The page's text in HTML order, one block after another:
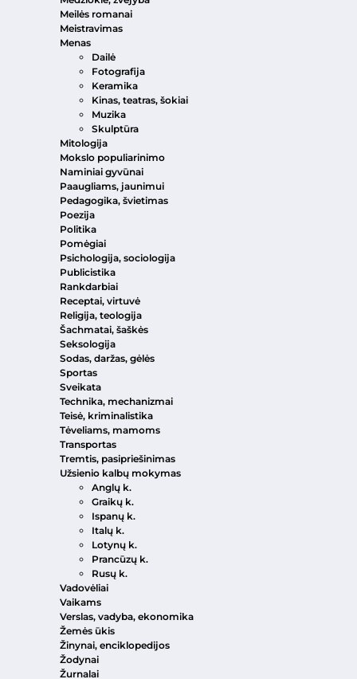
Meilės romanai
Meistravimas
Menas
Dailė
Fotografija
Keramika
Kinas, teatras, šokiai
Muzika
Skulptūra
Mitologija
Mokslo populiarinimo
Naminiai gyvūnai
Paaugliams, jaunimui
Pedagogika, švietimas
Poezija
Politika
Pomėgiai
Psichologija, sociologija
Publicistika
Rankdarbiai
Receptai, virtuvė
Religija, teologija
Šachmatai, šaškės
Seksologija
Sodas, daržas, gėlės
Sportas
Sveikata
Technika, mechanizmai
Teisė, kriminalistika
Tėveliams, mamoms
Transportas
Tremtis, pasipriešinimas
Užsienio kalbų mokymas
Anglų k.
Graikų k.
Ispanų k.
Italų k.
Lotynų k.
Prancūzų k.
Rusų k.
Vadovėliai
Vaikams
Verslas, vadyba, ekonomika
Žemės ūkis
Žinynai, enciklopedijos
Žodynai
Žurnalai